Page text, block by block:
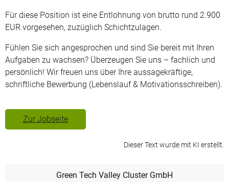
Für diese Position ist eine Entlohnung von brutto rund 2.900
EUR vorgesehen, zuzüglich Schichtzulagen.
Fühlen Sie sich angesprochen und sind Sie bereit mit Ihren
Aufgaben zu wachsen? Überzeugen Sie uns – fachlich und
persönlich! Wir freuen uns über Ihre aussagekräftige,
schriftliche Bewerbung (Lebenslauf & Motivationsschreiben).
Zur Jobseite
Dieser Text wurde mit KI erstellt.
Green Tech Valley Cluster GmbH